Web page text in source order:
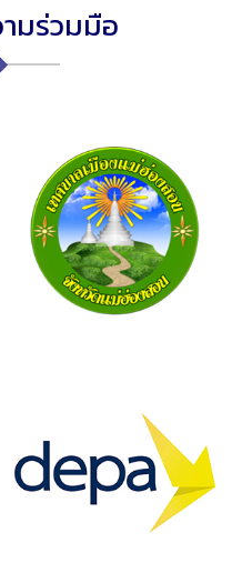
มร่วมมือ